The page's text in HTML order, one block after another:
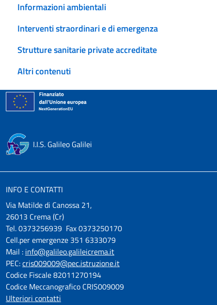
Informazioni ambientali
Interventi straordinari e di emergenza
Strutture sanitarie private accreditate
Altri contenuti
I.I.S. Galileo Galilei
INFO E CONTATTI
Via Matilde di Canossa 21,
26013 Crema (Cr)
Tel. 0373256939 Fax 0373250170
Cell.per emergenze 351 6333079
Mail : info@galileo.galileicrema.it
PEC:cris009009@pec.istruzione.it
Codice Fiscale 82011270194
Codice Meccanografico CRIS009009
Ulteriori contatti